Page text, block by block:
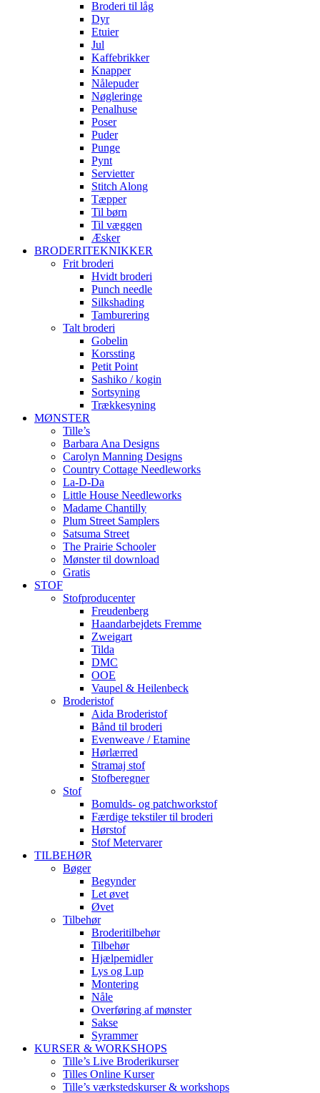
Broderi til låg
Dyr
Etuier
Jul
Kaffebrikker
Knapper
Nålepuder
Nøgleringe
Penalhuse
Poser
Puder
Punge
Pynt
Servietter
Stitch Along
Tæpper
Til børn
Til væggen
Æsker
BRODERITEKNIKKER
Frit broderi
Hvidt broderi
Punch needle
Silkshading
Tamburering
Talt broderi
Gobelin
Korssting
Petit Point
Sashiko / kogin
Sortsyning
Trækkesyning
MØNSTER
Tille’s
Barbara Ana Designs
Carolyn Manning Designs
Country Cottage Needleworks
La-D-Da
Little House Needleworks
Madame Chantilly
Plum Street Samplers
Satsuma Street
The Prairie Schooler
Mønster til download
Gratis
STOF
Stofproducenter
Freudenberg
Haandarbejdets Fremme
Zweigart
Tilda
DMC
OOE
Vaupel & Heilenbeck
Broderistof
Aida Broderistof
Bånd til broderi
Evenweave / Etamine
Hørlærred
Stramaj stof
Stofberegner
Stof
Bomulds- og patchworkstof
Færdige tekstiler til broderi
Hørstof
Stof Metervarer
TILBEHØR
Bøger
Begynder
Let øvet
Øvet
Tilbehør
Broderitilbehør
Tilbehør
Hjælpemidler
Lys og Lup
Montering
Nåle
Overføring af mønster
Sakse
Syrammer
KURSER & WORKSHOPS
Tille’s Live Broderikurser
Tilles Online Kurser
Tille’s værkstedskurser & workshops